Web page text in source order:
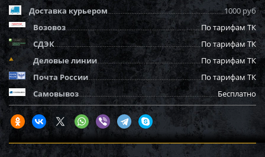
Доставка курьером
1000 руб
Возовоз
По тарифам ТК
СДЭК
По тарифам ТК
Деловые линии
По тарифам ТК
Почта России
По тарифам ТК
Самовывоз
Бесплатно